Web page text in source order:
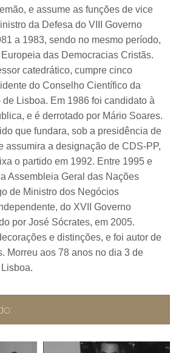
e assume as funções de vice
da Defesa do VIII Governo
a 1983, sendo no mesmo período,
das Democracias Cristãs.
catedrático, cumpre cinco
do Conselho Científico da
Lisboa. Em 1986 foi candidato à
e é derrotado por Mário Soares.
que fundara, sob a presidência de
assumira a designação de CDS-PP,
o partido em 1992. Entre 1995 e
Assembleia Geral das Nações
de Ministro dos Negócios
do XVII Governo
por José Sócrates, em 2005.
e distinções, e foi autor de
Morreu aos 78 anos no dia 3 de